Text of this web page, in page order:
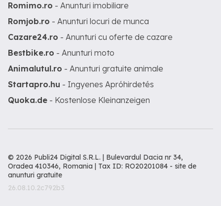
Romimo.ro - Anunturi imobiliare
Romjob.ro - Anunturi locuri de munca
Cazare24.ro - Anunturi cu oferte de cazare
Bestbike.ro - Anunturi moto
Animalutul.ro - Anunturi gratuite animale
Startapro.hu - Ingyenes Apróhirdetés
Quoka.de - Kostenlose Kleinanzeigen
© 2026 Publi24 Digital S.R.L. | Bulevardul Dacia nr 34,
Oradea 410346, Romania | Tax ID: RO20201084 - site de
anunturi gratuite
26.08.10.2c792b3